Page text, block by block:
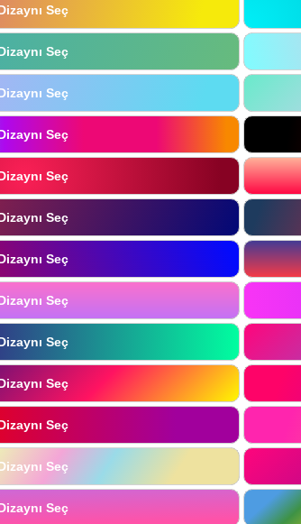
Seç
Seç
Seç
Seç
Seç
Seç
Seç
Seç
Seç
Seç
Seç
Seç
Seç